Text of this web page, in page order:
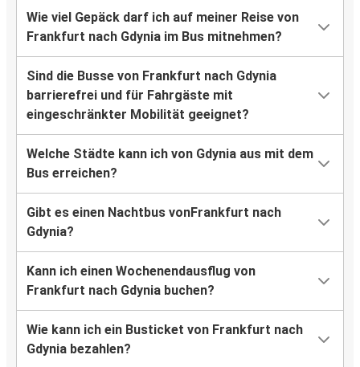
Wie viel Gepäck darf ich auf meiner Reise von
Frankfurt nach Gdynia im Bus mitnehmen?
Sind die Busse von Frankfurt nach Gdynia
barrierefrei und für Fahrgäste mit
eingeschränkter Mobilität geeignet?
Welche Städte kann ich von Gdynia aus mit dem
Bus erreichen?
Gibt es einen Nachtbus vonFrankfurt nach
Gdynia?
Kann ich einen Wochenendausflug von
Frankfurt nach Gdynia buchen?
Wie kann ich ein Busticket von Frankfurt nach
Gdynia bezahlen?